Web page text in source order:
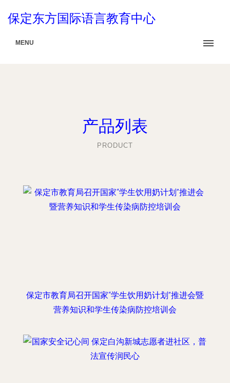
保定东方国际语言教育中心
MENU
产品列表
PRODUCT
保定市教育局召开国家“学生饮用奶计划”推进会暨
营养知识和学生传染病防控培训会